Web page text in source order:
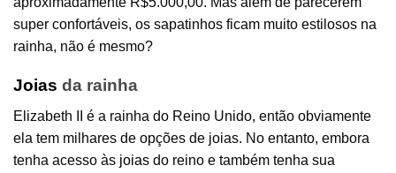
super confortáveis, os sapatinhos ficam muito estilosos na
rainha, não é mesmo?
Joias da rainha
Elizabeth II é a rainha do Reino Unido, então obviamente
ela tem milhares de opções de joias. No entanto, embora
tenha acesso às joias do reino e também tenha sua